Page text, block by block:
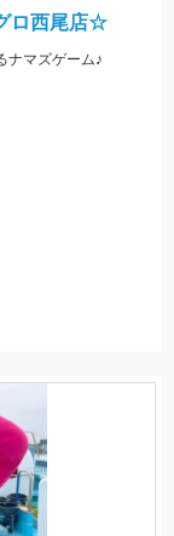
ロ西尾店☆
ナマズゲーム♪